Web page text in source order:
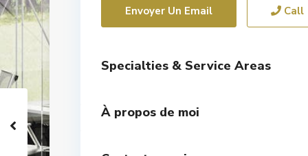
Envoyer Un Email Call
Specialties & Service Areas
À propos de moi